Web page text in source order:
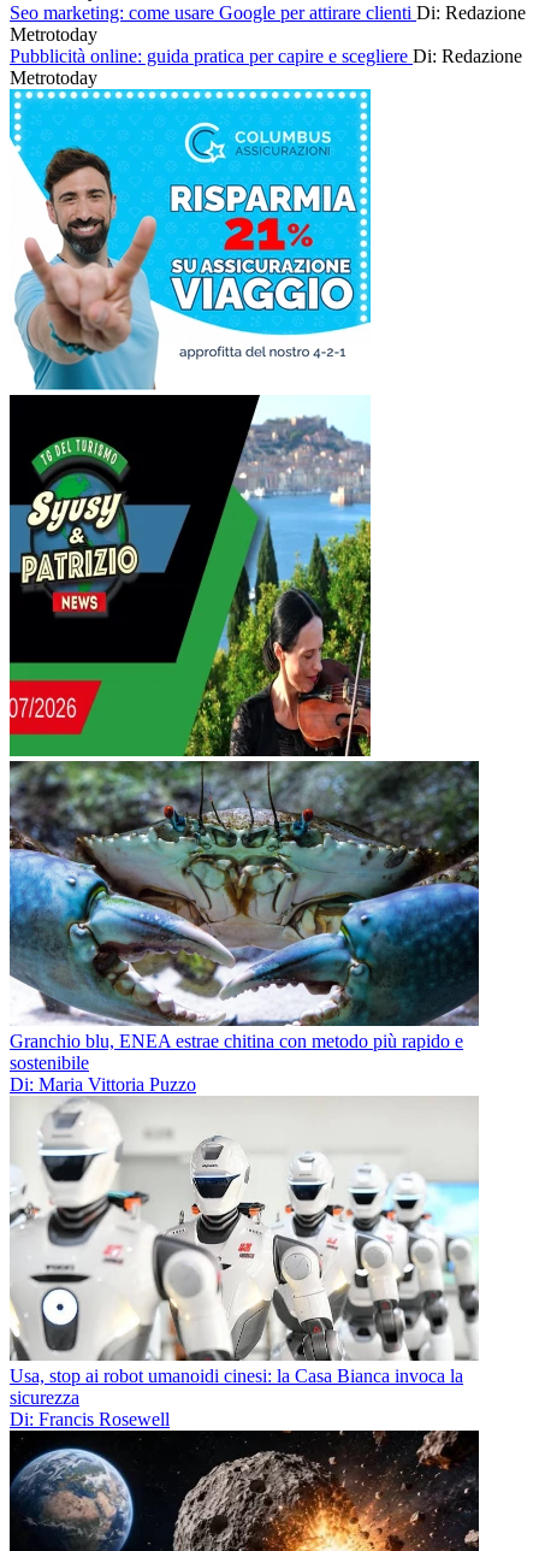
Seo marketing: come usare Google per attirare clienti Di: Redazione
Metrotoday
Pubblicità online: guida pratica per capire e scegliere Di: Redazione
Metrotoday
Granchio blu, ENEA estrae chitina con metodo più rapido e
sostenibile
Di: Maria Vittoria Puzzo
Usa, stop ai robot umanoidi cinesi: la Casa Bianca invoca la
sicurezza
Di: Francis Rosewell